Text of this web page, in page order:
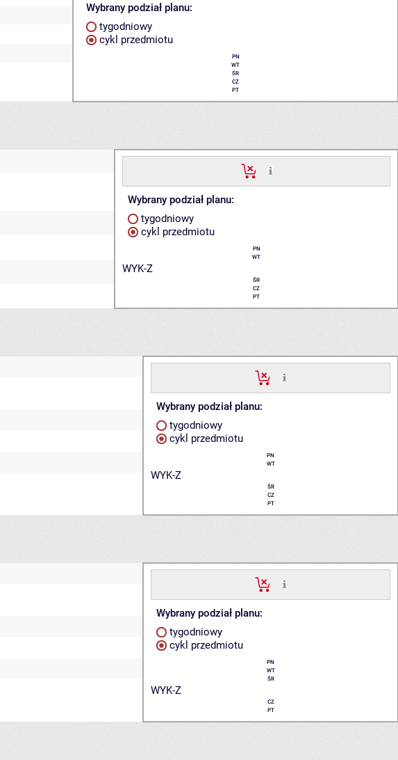
Wybrany podział planu:
tygodniowy
cykl przedmiotu
PN
WT
ŚR
CZ
PT
Wybrany podział planu:
tygodniowy
cykl przedmiotu
PN
WT
WYK-Z
ŚR
CZ
PT
Wybrany podział planu:
tygodniowy
cykl przedmiotu
PN
WT
WYK-Z
ŚR
CZ
PT
Wybrany podział planu:
tygodniowy
cykl przedmiotu
PN
WT
ŚR
WYK-Z
CZ
PT